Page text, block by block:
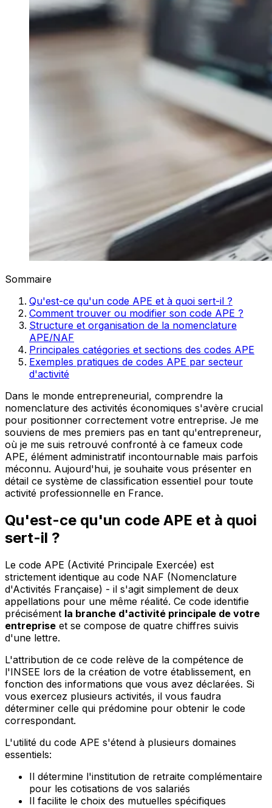
Sommaire
Qu'est-ce qu'un code APE et à quoi sert-il ?
Comment trouver ou modifier son code APE ?
Structure et organisation de la nomenclature
APE/NAF
Principales catégories et sections des codes APE
Exemples pratiques de codes APE par secteur
d'activité
Dans le monde entrepreneurial, comprendre la
nomenclature des activités économiques s'avère crucial
pour positionner correctement votre entreprise. Je me
souviens de mes premiers pas en tant qu'entrepreneur,
où je me suis retrouvé confronté à ce fameux code
APE, élément administratif incontournable mais parfois
méconnu. Aujourd'hui, je souhaite vous présenter en
détail ce système de classification essentiel pour toute
activité professionnelle en France.
Qu'est-ce qu'un code APE et à quoi
sert-il ?
Le code APE (Activité Principale Exercée) est
strictement identique au code NAF (Nomenclature
d'Activités Française) - il s'agit simplement de deux
appellations pour une même réalité. Ce code identifie
précisément la branche d'activité principale de votre
entreprise et se compose de quatre chiffres suivis
d'une lettre.
L'attribution de ce code relève de la compétence de
l'INSEE lors de la création de votre établissement, en
fonction des informations que vous avez déclarées. Si
vous exercez plusieurs activités, il vous faudra
déterminer celle qui prédomine pour obtenir le code
correspondant.
L'utilité du code APE s'étend à plusieurs domaines
essentiels:
Il détermine l'institution de retraite complémentaire
pour les cotisations de vos salariés
Il facilite le choix des mutuelles spécifiques